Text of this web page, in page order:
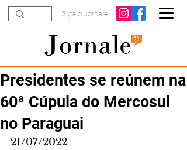
Siga o Jornale
Presidentes se reúnem na
60ª Cúpula do Mercosul
no Paraguai
21/07/2022